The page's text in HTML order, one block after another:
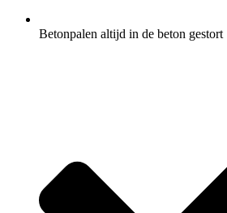
Betonpalen altijd in de beton gestort